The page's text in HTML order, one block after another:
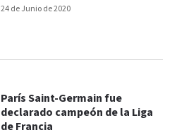
24 de Junio de 2020
París Saint-Germain fue
declarado campeón de la Liga
de Francia